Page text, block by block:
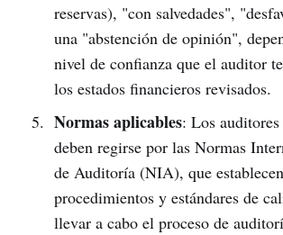
reservas), "con salvedades",
una "abstención de opinión",
nivel de confianza que el auditor
los estados financieros revisados.
Normas aplicables: Los
deben regirse por las Normas
de Auditoría (NIA), que
procedimientos y estándares de
llevar a cabo el proceso de